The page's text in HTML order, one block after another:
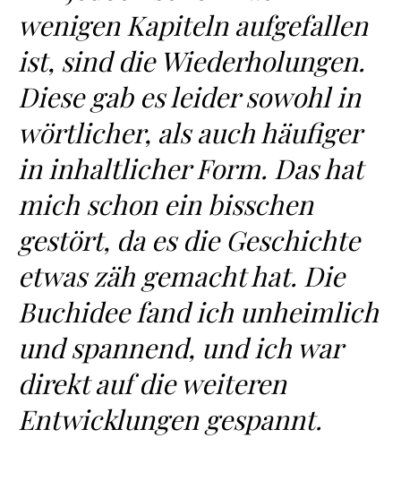
wenigen Kapiteln aufgefallen
ist, sind die Wiederholungen.
Diese gab es leider sowohl in
wörtlicher, als auch häufiger
in inhaltlicher Form. Das hat
mich schon ein bisschen
gestört, da es die Geschichte
etwas zäh gemacht hat. Die
Buchidee fand ich unheimlich
und spannend, und ich war
direkt auf die weiteren
Entwicklungen gespannt.